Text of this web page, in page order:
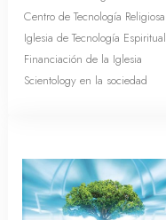
Centro de Tecnología Religiosa
Iglesia de Tecnología Espiritual
Financiación de la Iglesia
Scientology en la sociedad